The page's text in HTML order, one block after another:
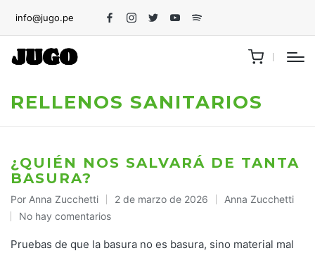
info@jugo.pe
FacebookInstagram
TwitterYoutubeSpotify
RELLENOS SANITARIOS
¿QUIÉN NOS SALVARÁ DE TANTA
BASURA?
Publicado
por
Por Anna Zucchetti 2 de marzo de 2026
Publicado
Anna Zucchetti
No hay comentarios
Pruebas de que la basura no es basura, sino material mal